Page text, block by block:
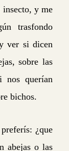
insecto, y me
trasfondo
ver si dicen
sobre las
nos querían
bichos.
¿que
abejas o las